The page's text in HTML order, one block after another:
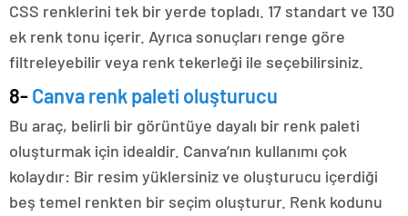
CSS renklerini tek bir yerde topladı. 17 standart ve 130
ek renk tonu içerir. Ayrıca sonuçları renge göre
filtreleyebilir veya renk tekerleği ile seçebilirsiniz.
8-Canva renk paleti oluşturucu
Bu araç, belirli bir görüntüye dayalı bir renk paleti
oluşturmak için idealdir. Canva’nın kullanımı çok
kolaydır: Bir resim yüklersiniz ve oluşturucu içerdiği
beş temel renkten bir seçim oluşturur. Renk kodunu